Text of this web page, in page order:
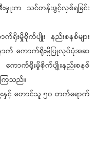
းမှူးက သင်တန်းဖွင့်လှစ်ရခြင်း
းမှိုစိုက်ပျိုး နည်းစနစ်များ
ောက် ကောက်ရိုးမှိုပြုလုပ်ပုံအဆ
ရိုးမှိုစိုက်ပျိုးနည်းစနစ်
ကြသည်။
းနှင့် တောင်သူ ၅၀ တက်ရောက်